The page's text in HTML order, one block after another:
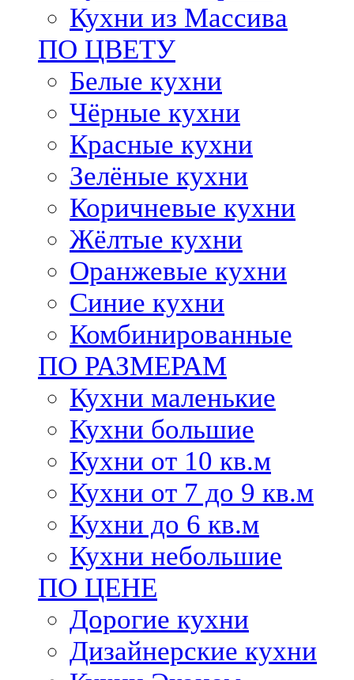
Кухни из Массива
ПО ЦВЕТУ
Белые кухни
Чёрные кухни
Красные кухни
Зелёные кухни
Коричневые кухни
Жёлтые кухни
Оранжевые кухни
Синие кухни
Комбинированные
ПО РАЗМЕРАМ
Кухни маленькие
Кухни большие
Кухни от 10 кв.м
Кухни от 7 до 9 кв.м
Кухни до 6 кв.м
Кухни небольшие
ПО ЦЕНЕ
Дорогие кухни
Дизайнерские кухни